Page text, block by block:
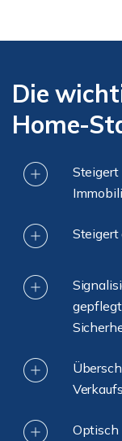
Die
Home-
Steigert
Optisch